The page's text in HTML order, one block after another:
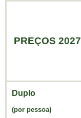
PREÇOS 2027
Duplo
(por pessoa)